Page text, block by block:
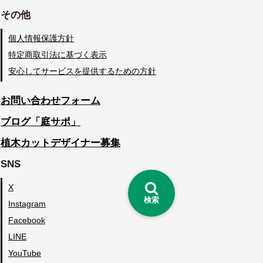
検索
その他
個人情報保護方針
特定商取引法に基づく表示
安心してサービスを提供するための方針
お問い合わせフォーム
ブログ「庭サポ」
植木カットデザイナー募集
SNS
X
Instagram
Facebook
LINE
YouTube